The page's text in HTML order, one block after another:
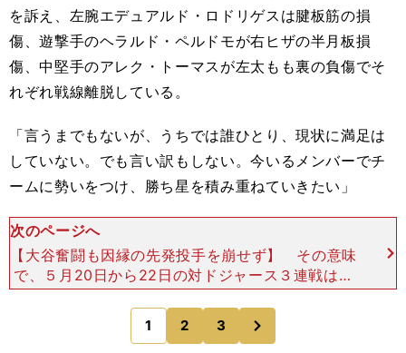
を訴え、左腕エデュアルド・ロドリゲスは腱板筋の損
傷、遊撃手のヘラルド・ペルドモが右ヒザの半月板損
傷、中堅手のアレク・トーマスが左太もも裏の負傷でそ
れぞれ戦線離脱している。
「言うまでもないが、うちでは誰ひとり、現状に満足は
していない。でも言い訳もしない。今いるメンバーでチ
ームに勢いをつけ、勝ち星を積み重ねていきたい」
次のページへ
【大谷奮闘も因縁の先発投手を崩せず】 その意味
で、５月20日から22日の対ドジャース３連戦はと
ても重要だった。強いドジャースを敵地で倒すこと
ができれば、手ごたえを得て、上昇機運に乗れる。
第１戦は山本
1 2 3